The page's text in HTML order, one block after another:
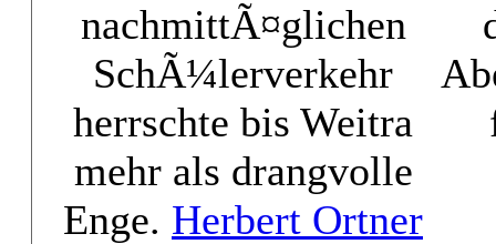
nachmittÃ¤glichen
SchÃ¼lerverkehr
herrschte bis Weitra
mehr als drangvolle
Enge. Herbert Ortner